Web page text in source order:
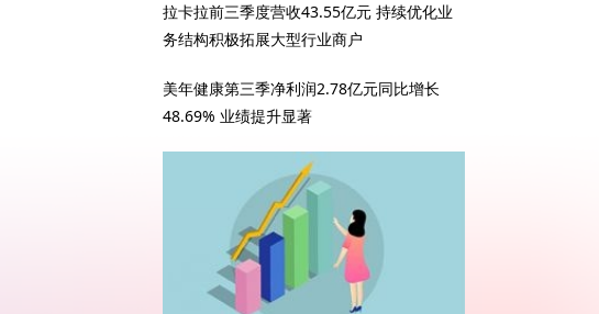
拉卡拉前三季度营收43.55亿元 持续优化业
务结构积极拓展大型行业商户
美年健康第三季净利润2.78亿元同比增长
48.69% 业绩提升显著